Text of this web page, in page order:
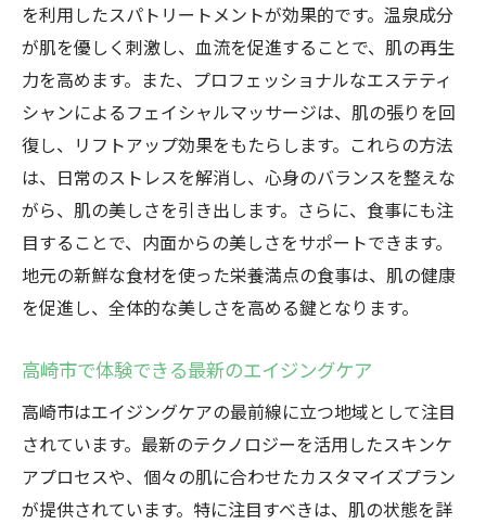
心も体もリフレッシュ高崎市のエイジングケア
スポット
高崎市で訪れるべきエイジングケアスポッ
ト
リフレッシュできる高崎市のエイジングケ
ア施設
心身の癒しを提供する高崎市のスポット
高崎市のエイジングケアで心と体を癒す方
法
高崎市で心と体をリフレッシュするエイジ
ングケア
内側から輝く美しさ高崎市でのエイジングケア
の旅
高崎市で手に入れる内側からの美しさ
を利用したスパトリートメントが効果的です。温泉成分
が肌を優しく刺激し、血流を促進することで、肌の再生
力を高めます。また、プロフェッショナルなエステティ
シャンによるフェイシャルマッサージは、肌の張りを回
復し、リフトアップ効果をもたらします。これらの方法
は、日常のストレスを解消し、心身のバランスを整えな
がら、肌の美しさを引き出します。さらに、食事にも注
目することで、内面からの美しさをサポートできます。
地元の新鮮な食材を使った栄養満点の食事は、肌の健康
を促進し、全体的な美しさを高める鍵となります。
高崎市で体験できる最新のエイジングケア
高崎市はエイジングケアの最前線に立つ地域として注目
されています。最新のテクノロジーを活用したスキンケ
アプロセスや、個々の肌に合わせたカスタマイズプラン
が提供されています。特に注目すべきは、肌の状態を詳